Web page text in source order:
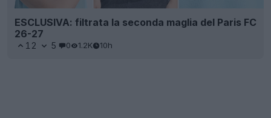
ESCLUSIVA: filtrata la seconda maglia del Paris FC
26-27
12 5 0 1.2K 10h